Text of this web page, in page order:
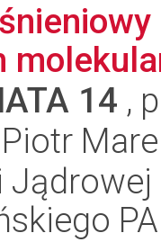
14 ,